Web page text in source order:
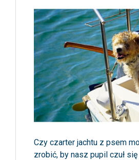
Czy czarter jachtu z psem
zrobić, by nasz pupil czuł